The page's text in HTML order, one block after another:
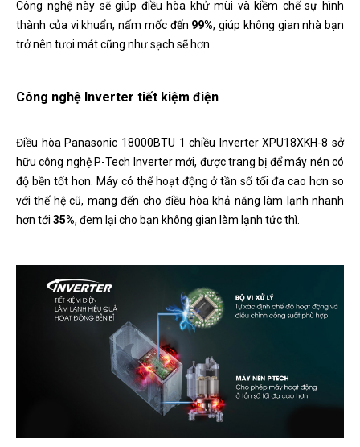
Công nghệ này sẽ giúp điều hòa khử mùi và kiềm chế sự hình
thành của vi khuẩn, nấm mốc đến 99%, giúp không gian nhà bạn
trở nên tươi mát cũng như sạch sẽ hơn.
Công nghệ Inverter tiết kiệm điện
Điều hòa Panasonic 18000BTU 1 chiều Inverter XPU18XKH-8 sở
hữu công nghệ P-Tech Inverter mới, được trang bị để máy nén có
độ bền tốt hơn. Máy có thể hoạt động ở tần số tối đa cao hơn so
với thế hệ cũ, mang đến cho điều hòa khả năng làm lạnh nhanh
hơn tới 35%, đem lại cho bạn không gian làm lạnh tức thì.